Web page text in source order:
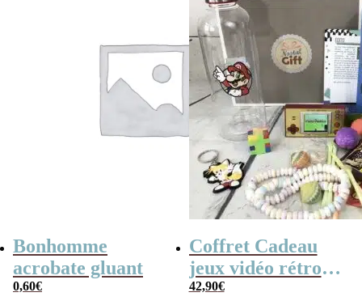
Bonhomme
acrobate gluant
0,60€
Coffret Cadeau
jeux vidéo rétro
(avec sa console de
42,90€